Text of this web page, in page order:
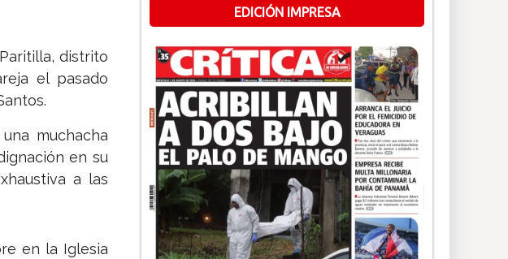
distrito
el pasado
muchacha
en su
a las
en la Iglesia
EDICIÓN IMPRESA